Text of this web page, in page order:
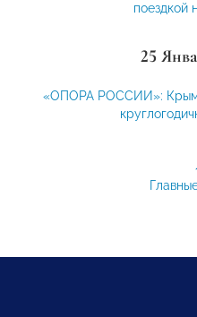
поездкой
25
«ОПОРА РОССИИ»: Крым